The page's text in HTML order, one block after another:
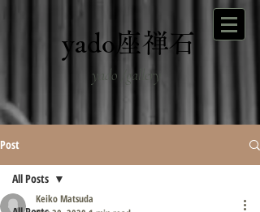
yado座禅石
yado /gallery
Post
All Posts
Keiko Matsuda